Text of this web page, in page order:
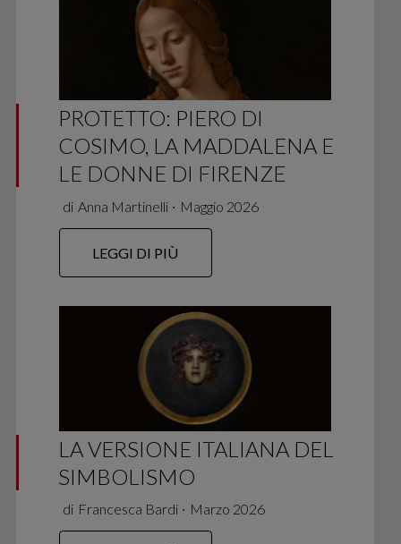
PROTETTO: PIERO DI
COSIMO, LA MADDALENA E
LE DONNE DI FIRENZE
di Anna Martinelli ∙ Maggio 2026
LEGGI DI PIÙ
LA VERSIONE ITALIANA DEL
SIMBOLISMO
di Francesca Bardi ∙ Marzo 2026